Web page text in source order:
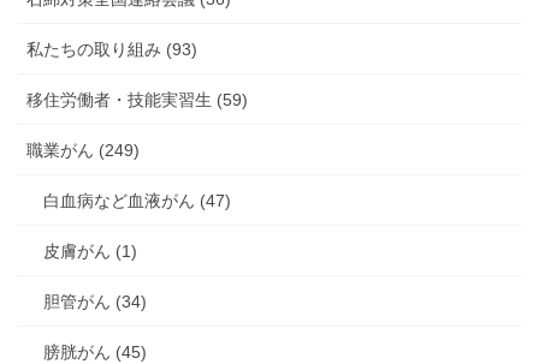
私たちの取り組み (93)
移住労働者・技能実習生 (59)
職業がん (249)
白血病など血液がん (47)
皮膚がん (1)
胆管がん (34)
膀胱がん (45)